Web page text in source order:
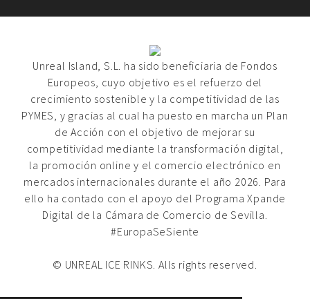
Unreal Island, S.L. ha sido beneficiaria de Fondos
Europeos, cuyo objetivo es el refuerzo del
crecimiento sostenible y la competitividad de las
PYMES, y gracias al cual ha puesto en marcha un Plan
de Acción con el objetivo de mejorar su
competitividad mediante la transformación digital,
la promoción online y el comercio electrónico en
mercados internacionales durante el año 2026. Para
ello ha contado con el apoyo del Programa Xpande
Digital de la Cámara de Comercio de Sevilla.
#EuropaSeSiente
© UNREAL ICE RINKS. Alls rights reserved.